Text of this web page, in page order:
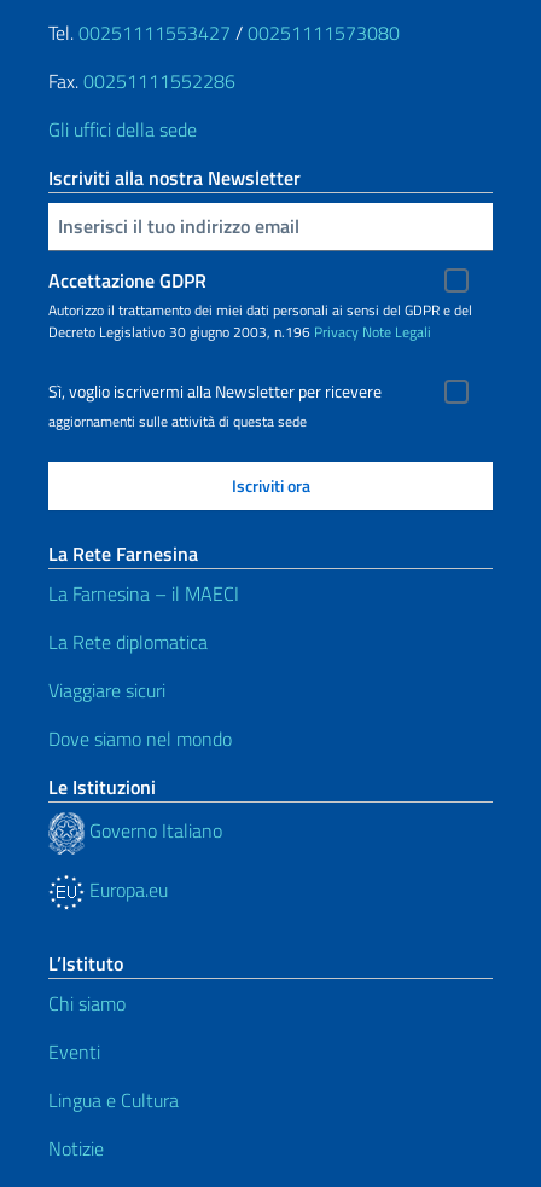
Tel.00251111553427 /00251111573080
Fax.00251111552286
Gli uffici della sede
Iscriviti alla nostra Newsletter
Inserisci la tua email
Accettazione GDPR
Autorizzo il trattamento dei miei dati personali ai sensi del GDPR e del
Decreto Legislativo 30 giugno 2003, n.196 Privacy Note Legali
Sì, voglio iscrivermi alla Newsletter per ricevere
aggiornamenti sulle attività di questa sede
La Rete Farnesina
La Farnesina – il MAECI
La Rete diplomatica
Viaggiare sicuri
Dove siamo nel mondo
Le Istituzioni
Governo Italiano
Europa.eu
L’Istituto
Chi siamo
Eventi
Lingua e Cultura
Notizie